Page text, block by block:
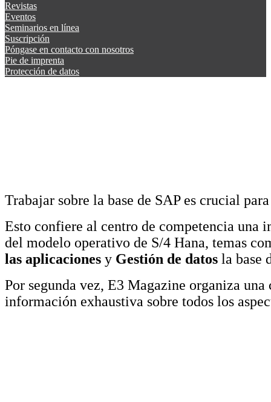
Revistas
Eventos
Seminarios en línea
Suscripción
Póngase en contacto con nosotros
Pie de imprenta
Protección de datos
Trabajar sobre la base de SAP es crucial
Esto confiere al centro de competencia una
del modelo operativo de S/4 Hana, temas
las aplicaciones y Gestión de datos la base
Por segunda vez, E3 Magazine organiza
información exhaustiva sobre todos los